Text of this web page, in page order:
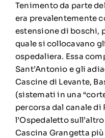
Tenimento da parte
era prevalentemente
estensione di boschi,
quale si collocavano
ospedaliera. Essa
Sant’Antonio e gli
Cascine di Levante,
(sistemati in una
percorsa dal canale di
l’Ospedaletto
Cascina Grangetta